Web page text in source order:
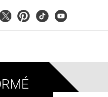
Pinterest
TiktokYoutube
Adresse e-mail